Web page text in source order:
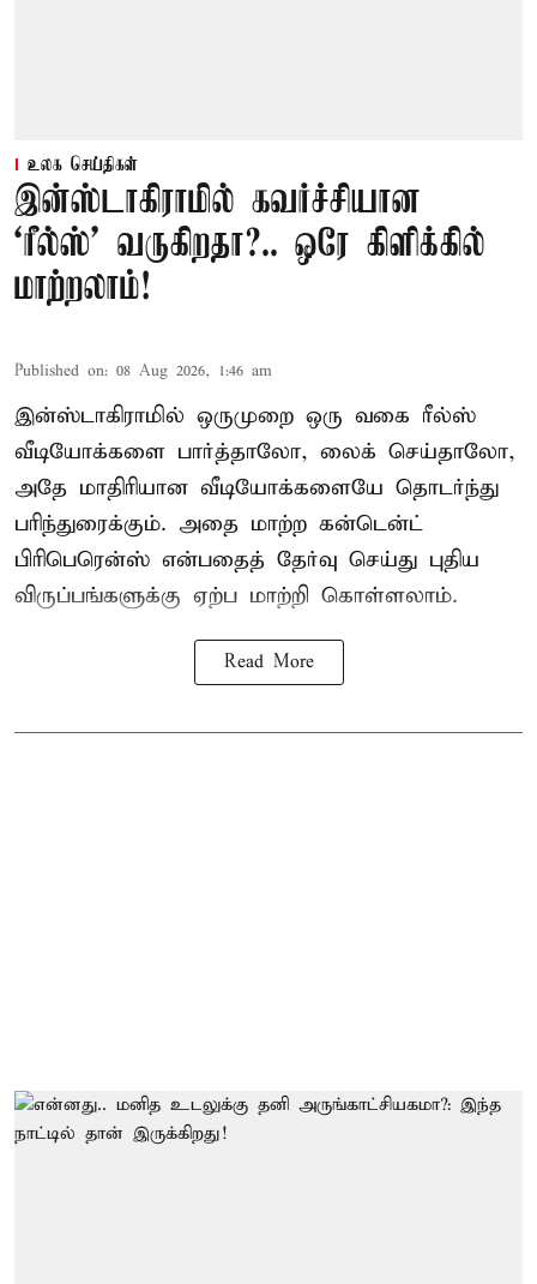
உலக செய்திகள்
இன்ஸ்டாகிராமில் கவர்ச்சியான
‘ரீல்ஸ்’ வருகிறதா?.. ஒரே கிளிக்கில்
மாற்றலாம்!
Published on: 08 Aug 2026, 1:46 am
இன்ஸ்டாகிராமில் ஒருமுறை ஒரு வகை ரீல்ஸ்
வீடியோக்களை பார்த்தாலோ, லைக் செய்தாலோ,
அதே மாதிரியான வீடியோக்களையே தொடர்ந்து
பரிந்துரைக்கும். அதை மாற்ற கன்டென்ட்
பிரிபெரென்ஸ் என்பதைத் தேர்வு செய்து புதிய
விருப்பங்களுக்கு ஏற்ப மாற்றி கொள்ளலாம்.
Read More